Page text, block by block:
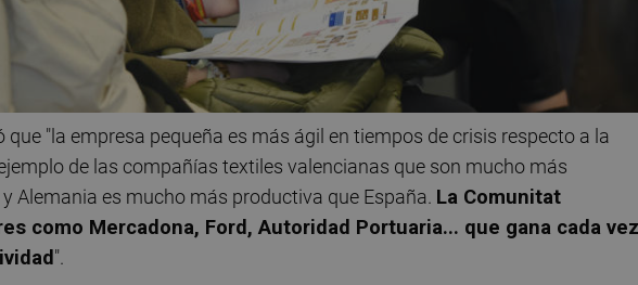
que "la empresa pequeña es más ágil en tiempos de crisis respecto a la
de las compañías textiles valencianas que son mucho más
Alemania es mucho más productiva que España. La Comunitat
como Mercadona, Ford, Autoridad Portuaria... que gana cada vez
".